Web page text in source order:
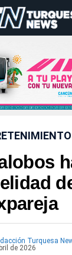
Turquesa
de 2026